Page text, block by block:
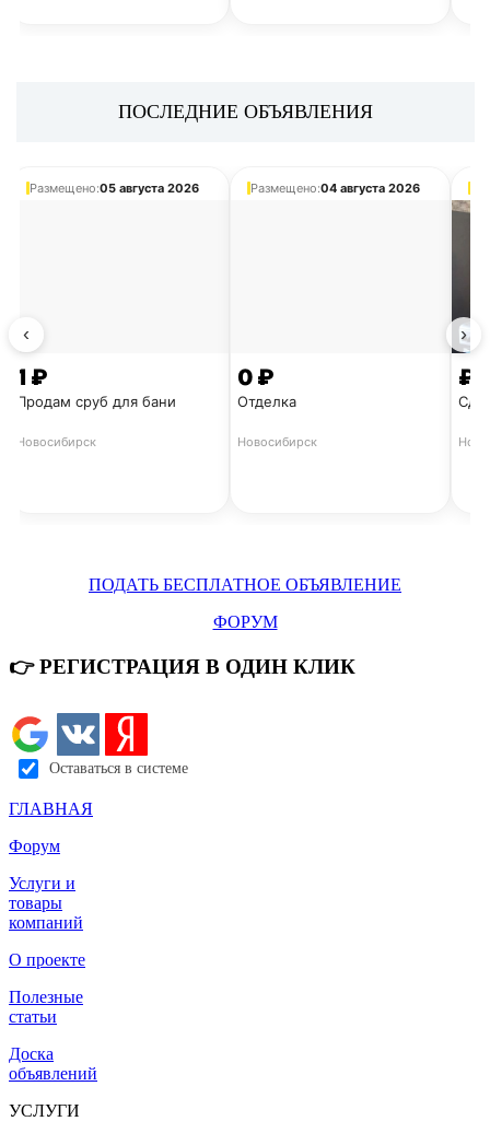
БЫСТРАЯ
ВСЕ ОБЪЯВЛЕНИЯ
ПОСЛЕДНИЕ ОБЪЯВЛЕНИЯ
‹ ›
Размещено:05 августа 2026
1 ₽
Продам сруб для бани
Новосибирск
Размещено:04 августа 2026
0 ₽
Отделка
Новосибирск
₽
ПОДАТЬ БЕСПЛАТНОЕ ОБЪЯВЛЕНИЕ
ФОРУМ
👉 РЕГИСТРАЦИЯ В ОДИН КЛИК
Оставаться в системе
ГЛАВНАЯ
Форум
Услуги и
товары
компаний
О проекте
Полезные
статьи
Доска
объявлений
УСЛУГИ